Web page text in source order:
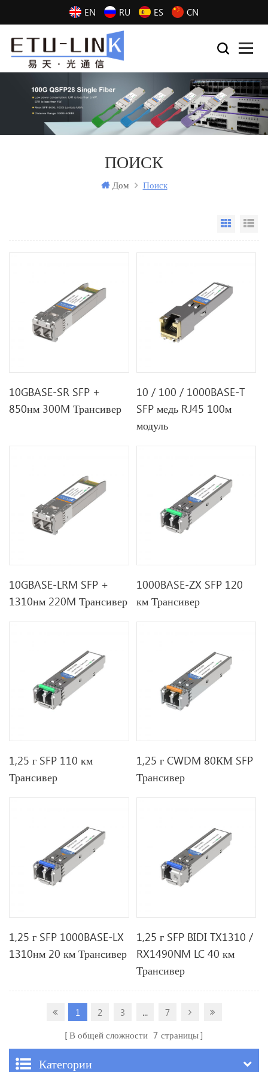
EN RU ES CN
ПОИСК
Дом Поиск
Grid
10GBASE-SR SFP +
850нм 300M Трансивер
10 / 100 / 1000BASE-T
SFP медь RJ45 100м
модуль
10GBASE-LRM SFP +
1310нм 220M Трансивер
1000BASE-ZX SFP 120
км Трансивер
1,25 г SFP 110 км
Трансивер
1,25 г CWDM 80КМ SFP
Трансивер
1,25 г SFP 1000BASE-LX
1310нм 20 км Трансивер
1,25 г SFP BIDI TX1310 /
RX1490NM LC 40 км
Трансивер
1 2 3 ...
7
В общей сложности 7 страницы
Категории